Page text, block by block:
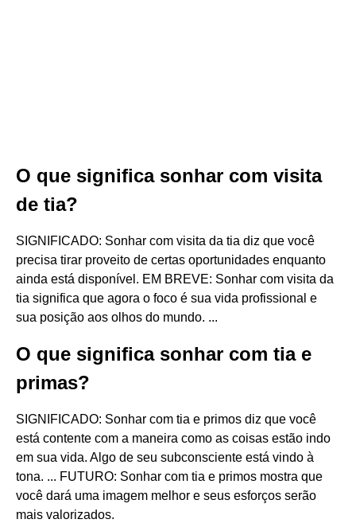
O que significa sonhar com visita
de tia?
SIGNIFICADO: Sonhar com visita da tia diz que você
precisa tirar proveito de certas oportunidades enquanto
ainda está disponível. EM BREVE: Sonhar com visita da
tia significa que agora o foco é sua vida profissional e
sua posição aos olhos do mundo. ...
O que significa sonhar com tia e
primas?
SIGNIFICADO: Sonhar com tia e primos diz que você
está contente com a maneira como as coisas estão indo
em sua vida. Algo de seu subconsciente está vindo à
tona. ... FUTURO: Sonhar com tia e primos mostra que
você dará uma imagem melhor e seus esforços serão
mais valorizados.